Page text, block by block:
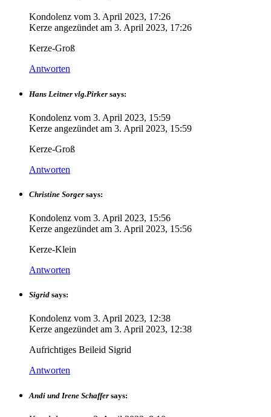
Kondolenz vom 3. April 2023, 17:26
Kerze angezündet am 3. April 2023, 17:26
Kerze-Groß
Antworten
Hans Leitner vlg.Pirker says:
Kondolenz vom 3. April 2023, 15:59
Kerze angezündet am 3. April 2023, 15:59
Kerze-Groß
Antworten
Christine Sorger says:
Kondolenz vom 3. April 2023, 15:56
Kerze angezündet am 3. April 2023, 15:56
Kerze-Klein
Antworten
Sigrid says:
Kondolenz vom 3. April 2023, 12:38
Kerze angezündet am 3. April 2023, 12:38
Aufrichtiges Beileid Sigrid
Antworten
Andi und Irene Schaffer says: